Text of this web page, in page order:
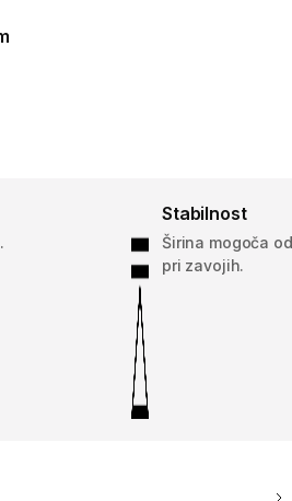
Stabilnost
Širina mogoča
pri zavojih.